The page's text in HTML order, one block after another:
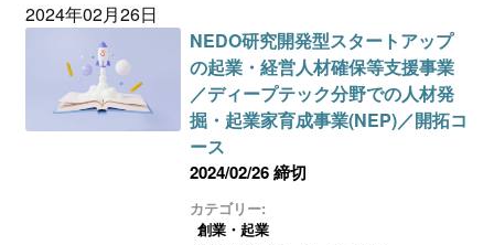
2024年02月26日
NEDO研究開発型スタートアップ
の起業・経営人材確保等支援事業
／ディープテック分野での人材発
掘・起業家育成事業(NEP)／開拓コ
ース
2024/02/26 締切
カテゴリー:
創業・起業